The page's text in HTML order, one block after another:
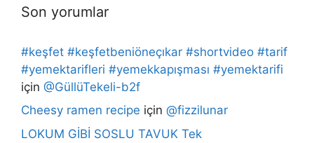
Son yorumlar
#keşfet #keşfetbeniöneçıkar #shortvideo #tarif
#yemektarifleri #yemekkapışması #yemektarifi
için @GüllüTekeli-b2f
Cheesy ramen recipe için @fizzilunar
LOKUM GİBİ SOSLU TAVUK Tek